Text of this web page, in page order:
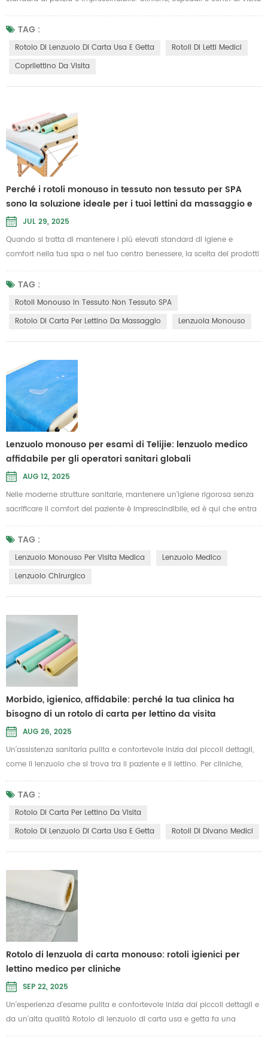
si affidano a soluzioni pratiche che garantiscono il comfort del
paziente riducendo al minimo il rischio di contaminazione. Una di
queste soluzioni, che sta guadagnando popolarità, è... Rotolo di
TAG :
Rotolo Di Lenzuolo Di Carta Usa E Getta
Rotoli Di Letti Medici
Coprilettino Da Visita
Perché i rotoli monouso in tessuto non tessuto per SPA
sono la soluzione ideale per i tuoi lettini da massaggio e
le tue lenzuola monouso
JUL 29, 2025
Quando si tratta di mantenere i più elevati standard di igiene e
comfort nella tua spa o nel tuo centro benessere, la scelta dei prodotti
giusti fa la differenza. Rotoli monouso in tessuto non tessuto SPA
offrono una barriera morbida e resistente che mantiene i lettini per
massaggi e i lettini per trattamenti impeccabilmente puliti tra un
TAG :
Rotoli Monouso In Tessuto Non Tessuto SPA
Rotolo Di Carta Per Lettino Da Massaggio
Lenzuola Monouso
Lenzuolo monouso per esami di Telijie: lenzuolo medico
affidabile per gli operatori sanitari globali
AUG 12, 2025
Nelle moderne strutture sanitarie, mantenere un'igiene rigorosa senza
sacrificare il comfort del paziente è imprescindibile, ed è qui che entra
in gioco un'elevata qualità Lenzuolo monouso per visita medica fa la
differenza. Progettati per essere monouso, questi teli proteggono i
lettini da visita e i tavoli da trattamento dalla contaminazione,
TAG :
Lenzuolo Monouso Per Visita Medica
Lenzuolo Medico
Lenzuolo Chirurgico
Morbido, igienico, affidabile: perché la tua clinica ha
bisogno di un rotolo di carta per lettino da visita
AUG 26, 2025
Un'assistenza sanitaria pulita e confortevole inizia dai piccoli dettagli,
come il lenzuolo che si trova tra il paziente e il lettino. Per cliniche,
centri di fisioterapia e centri estetici che danno importanza all'igiene e
alla professionalità, il rotolo di carta giusto fa una differenza tangibile
in termini di fiducia del paziente e controllo delle infezioni. Un rotolo di
TAG :
Rotolo Di Carta Per Lettino Da Visita
Rotolo Di Lenzuolo Di Carta Usa E Getta
Rotoli Di Divano Medici
Rotolo di lenzuola di carta monouso: rotoli igienici per
lettino medico per cliniche
SEP 22, 2025
Un'esperienza d'esame pulita e confortevole inizia dai piccoli dettagli e
da un'alta qualità Rotolo di lenzuolo di carta usa e getta fa una
grande differenza. Cliniche, centri benessere e team sanitari mobili si